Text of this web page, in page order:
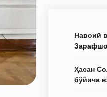
Навоий
Ҳасан
бўйича